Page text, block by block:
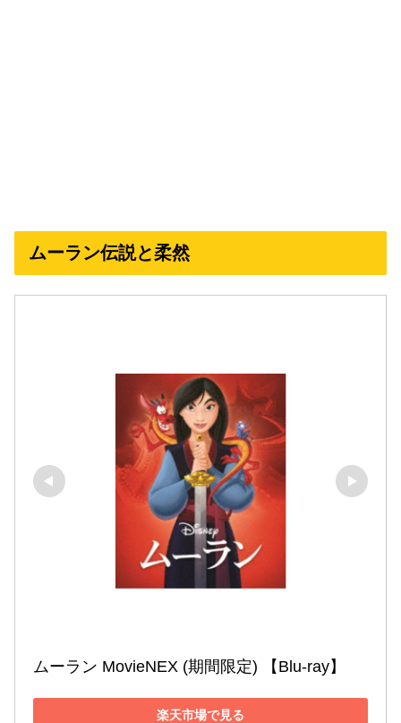
ムーラン伝説と柔然
ムーラン MovieNEX (期間限定) 【Blu-ray】
楽天市場で見る